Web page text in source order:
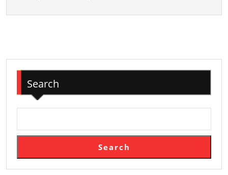
Best
in
Nigeria
Search
Search